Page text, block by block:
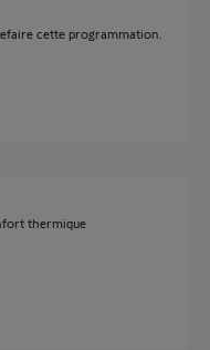
cette programmation.
thermique